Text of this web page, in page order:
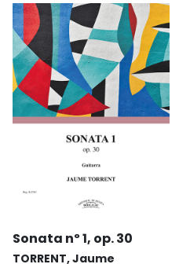
Sonata nº 1, op. 30
TORRENT, Jaume